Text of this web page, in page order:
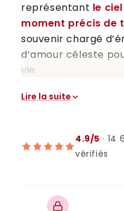
représentant le
moment précis de
souvenir chargé
d’amour céleste
vie.
🌟 Carte des
es devenue
Carte du ciel
Lire la suite
4.9/5 · 14
vérifiés